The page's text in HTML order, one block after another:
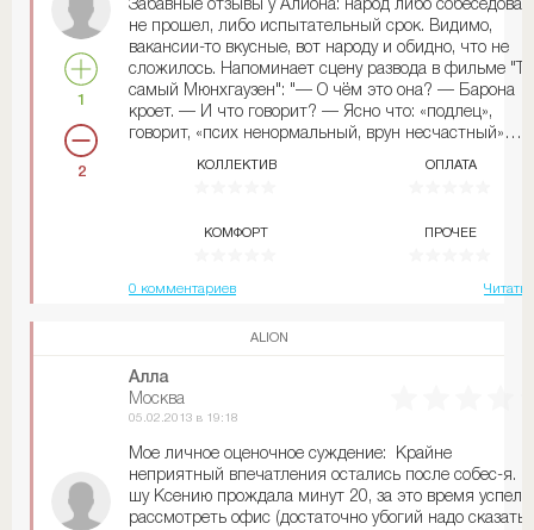
стало быть? Нет, говорит, не полезу... Видали вы его!
Не полезный он оказался. А обратно, говорит, как? А
зачем, говорим, тебе обратно... там и перезимуешь...
Поставил бы хоть рекорд по прыжкам в глубину. Мы
тебе и медаль туда уже скинули, даже две. Что ж
медалям зря пропадать? А то нам свистнешь... Нет
уж, говорит, лучше вы приходите, когда рак
я вам покажу, где раки зимуют. Так и упятился в
1
2
Забавные отзывы у Алиона: народ либо
не прошел, либо испытательный срок. Видимо,
вакансии-то вкусные, вот народу и обидно, что не
сложилось. Напоминает сцену развода в фильме
самый Мюнхгаузен": "— О чём это она? — Барона
кроет. — И что говорит? — Ясно что: «подлец»,
говорит, «псих ненормальный, врун несчастный»…
есть. Чем у нас переговоры закончатся - не знаю,
КОЛЛЕКТИВ
КОМФОРТ
ОПЛАТА
ПРОЧЕЕ
0 комментариев Читать
ALION
Алла
Москва
05.02.2013 в 19:18
Мое личное оценочное суждение: Крайне
неприятный впечатления остались после собес-я.
шу Ксению прождала минут 20, за это время успела
рассмотреть офис (достаточно убогий надо сказать).